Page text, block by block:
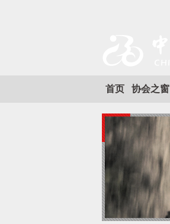
首页 协会之窗